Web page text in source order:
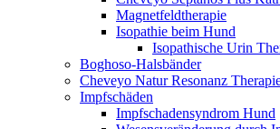
Magnetfeldtherapie
Isopathie beim Hund
Isopathische Urin
Boghoso-Halsbänder
Cheveyo Natur Resonanz
Impfschäden
Impfschadensyndrom Hund